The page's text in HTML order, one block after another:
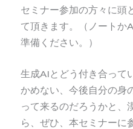
セミナー参加の方々に頭
て頂きます。（ノートか
準備ください。）
生成AIとどう付き合って
かめない、今後自分の身
って来るのだろうかと、
ら、ぜひ、本セミナーに